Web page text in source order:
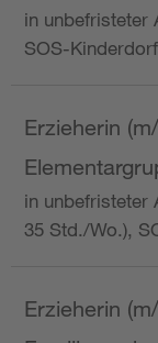
in unbefristeter
SOS-
Erzieherin
in unbefristeter
35 Std./Wo.),
Erzieherin